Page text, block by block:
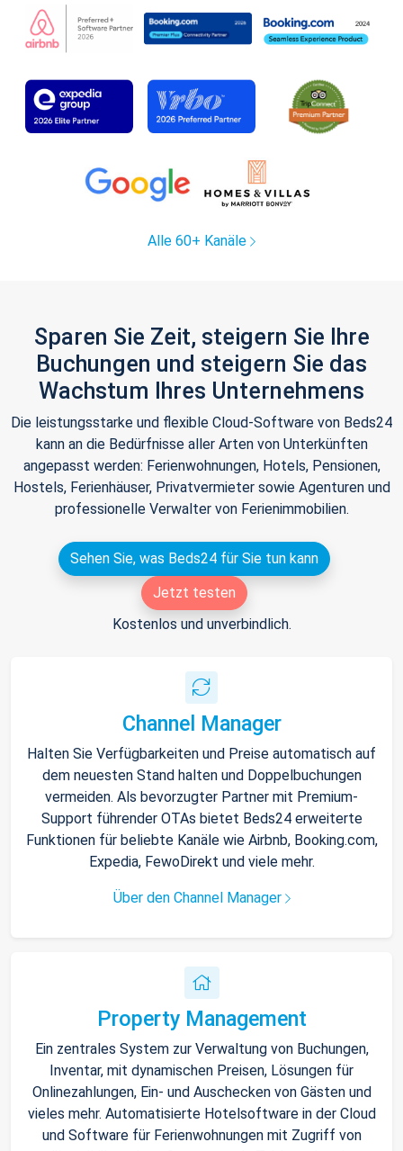
Alle 60+ Kanäle
Sparen Sie Zeit, steigern Sie Ihre
Buchungen und steigern Sie das
Wachstum Ihres Unternehmens
Die leistungsstarke und flexible Cloud-Software von Beds24
kann an die Bedürfnisse aller Arten von Unterkünften
angepasst werden: Ferienwohnungen, Hotels, Pensionen,
Hostels, Ferienhäuser, Privatvermieter sowie Agenturen und
professionelle Verwalter von Ferienimmobilien.
Sehen Sie, was Beds24 für Sie tun kann
Jetzt testen
Kostenlos und unverbindlich.
Channel Manager
Halten Sie Verfügbarkeiten und Preise automatisch auf
dem neuesten Stand halten und Doppelbuchungen
vermeiden. Als bevorzugter Partner mit Premium-
Support führender OTAs bietet Beds24 erweiterte
Funktionen für beliebte Kanäle wie Airbnb, Booking.com,
Expedia, FewoDirekt und viele mehr.
Über den Channel Manager
Property Management
Ein zentrales System zur Verwaltung von Buchungen,
Inventar, mit dynamischen Preisen, Lösungen für
Onlinezahlungen, Ein- und Auschecken von Gästen und
vieles mehr. Automatisierte Hotelsoftware in der Cloud
und Software für Ferienwohnungen mit Zugriff von